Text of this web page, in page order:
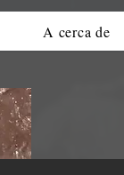
A cerca de